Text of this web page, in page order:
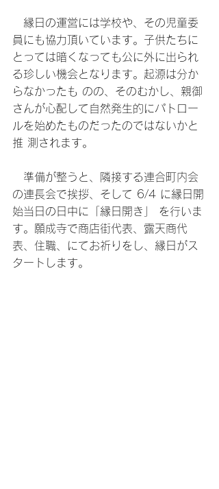
縁日の運営には学校や、その児童委
員にも協力頂いています。子供たちに
とっては暗くなっても公に外に出られ
る珍しい機会となります。起源は分か
らなかったも のの、そのむかし、親御
さんが心配して自然発生的にパトロー
ルを始めたものだったのではないかと
推 測されます。
準備が整うと、隣接する連合町内会
の連長会で挨拶、そして 6/4 に縁日開
始当日の日中に「縁日開き」 を行いま
す。願成寺で商店街代表、露天商代
表、住職、にてお祈りをし、縁日がス
タートします。